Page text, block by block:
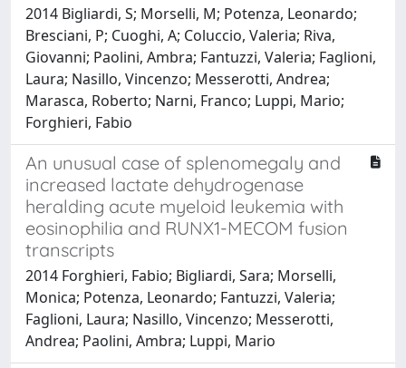
2014 Bigliardi, S; Morselli, M; Potenza, Leonardo;
Bresciani, P; Cuoghi, A; Coluccio, Valeria; Riva,
Giovanni; Paolini, Ambra; Fantuzzi, Valeria; Faglioni,
Laura; Nasillo, Vincenzo; Messerotti, Andrea;
Marasca, Roberto; Narni, Franco; Luppi, Mario;
Forghieri, Fabio
An unusual case of splenomegaly and
increased lactate dehydrogenase
heralding acute myeloid leukemia with
eosinophilia and RUNX1-MECOM fusion
transcripts
2014 Forghieri, Fabio; Bigliardi, Sara; Morselli,
Monica; Potenza, Leonardo; Fantuzzi, Valeria;
Faglioni, Laura; Nasillo, Vincenzo; Messerotti,
Andrea; Paolini, Ambra; Luppi, Mario